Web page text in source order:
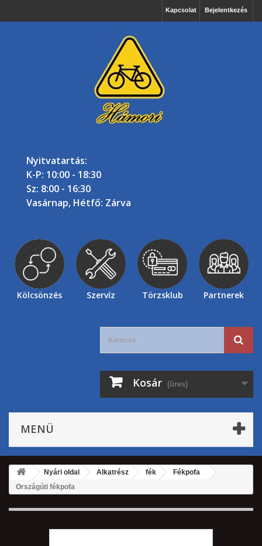
Bejelentkezés
Kapcsolat
Nyitvatartás:
K-P: 10:00 - 18:30
Sz: 8:00 - 16:30
Vasárnap, Hétfő: Zárva
Kölcsönzés Szervíz Törzsklub Partnerek
Kosár (üres)
MENÜ
Nyári oldal Alkatrész fék
Fékpofa
Országúti fékpofa